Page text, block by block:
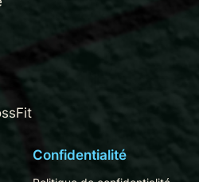
Confidentialité